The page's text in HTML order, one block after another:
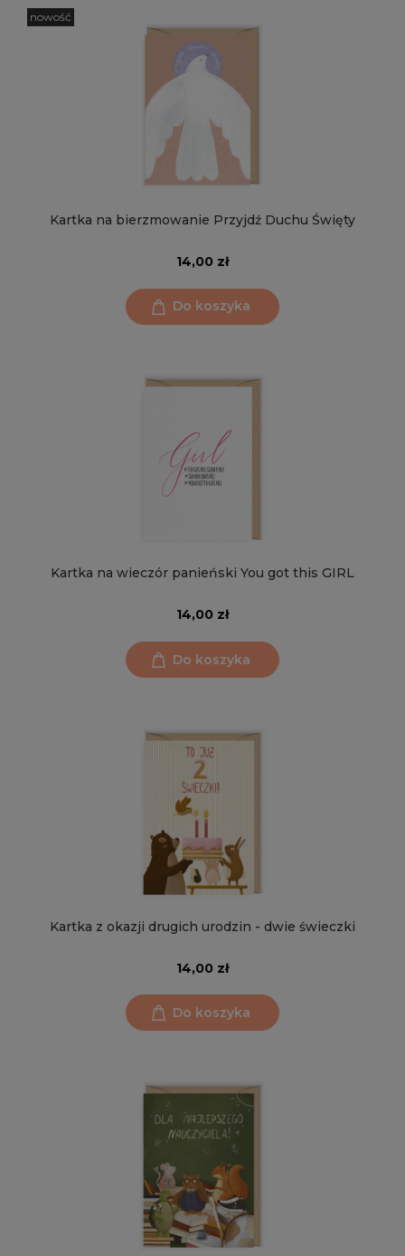
Kartka na bierzmowanie Przyjdź Duchu Święty
14,00 zł
Do koszyka
nowość
Kartka na wieczór panieński You got this GIRL
14,00 zł
Do koszyka
Kartka z okazji drugich urodzin - dwie świeczki
14,00 zł
Do koszyka